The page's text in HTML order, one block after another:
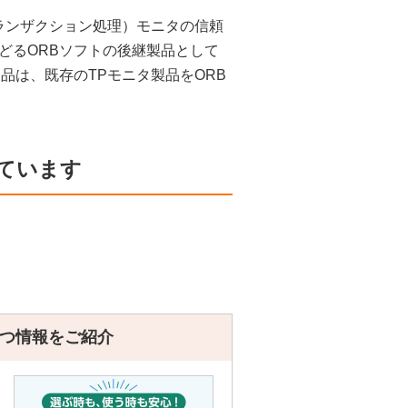
ザクション処理）モニタの信頼
るORBソフトの後継製品として
は、既存のTPモニタ製品をORB
います
情報をご紹介